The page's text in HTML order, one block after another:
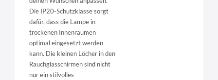
Die IP20-Schutzklasse sorgt
dafür, dass die Lampe in
trockenen Innenräumen
optimal eingesetzt werden
kann. Die kleinen Löcher in den
Rauchglasschirmen sind nicht
nur ein stilvolles